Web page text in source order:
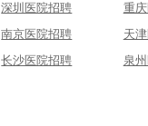
深圳医院招聘
重
南京医院招聘
天
长沙医院招聘 泉